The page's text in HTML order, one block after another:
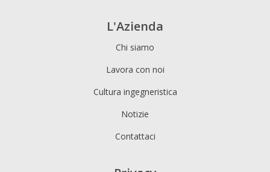
L'Azienda
Chi siamo
Lavora con noi
Cultura ingegneristica
Notizie
Contattaci